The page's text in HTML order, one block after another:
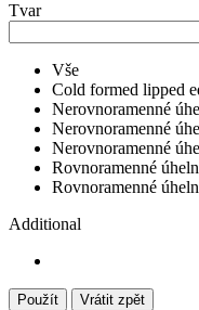
Tvar
Vše
Cold formed lipped
Nerovnoramenné
Nerovnoramenné
Nerovnoramenné
Rovnoramenné
Rovnoramenné
Additional
Použít Vrátit zpět